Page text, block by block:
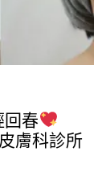
春
膚科診所